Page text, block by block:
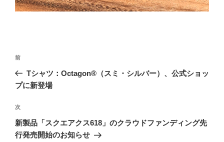
投
ナ
ゲ
ー
シ
前
の
投
前
Tシャツ：Octagon®（スミ・シルバー）、公式ショッ
プに新登場
次
の
投
次
新製品「スクエアクス618」のクラウドファンディング先
行発売開始のお知らせ